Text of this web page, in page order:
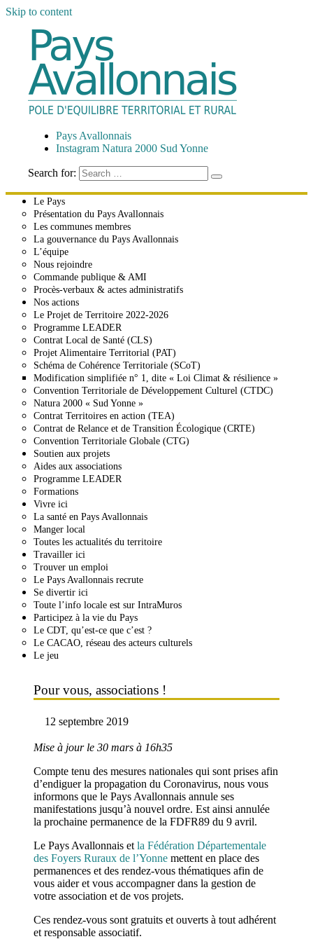
Skip to content
Pays Avallonnais
Pôle d'Équilibre Territorial et Rural
Pays Avallonnais
Instagram Natura 2000 Sud Yonne
Search for:
Le Pays
Présentation du Pays Avallonnais
Les communes membres
La gouvernance du Pays Avallonnais
L’équipe
Nous rejoindre
Commande publique & AMI
Procès-verbaux & actes administratifs
Nos actions
Le Projet de Territoire 2022-2026
Programme LEADER
Contrat Local de Santé (CLS)
Projet Alimentaire Territorial (PAT)
Schéma de Cohérence Territoriale (SCoT)
Modification simplifiée n° 1, dite « Loi Climat & résilience »
Convention Territoriale de Développement Culturel (CTDC)
Natura 2000 « Sud Yonne »
Contrat Territoires en action (TEA)
Contrat de Relance et de Transition Écologique (CRTE)
Convention Territoriale Globale (CTG)
Soutien aux projets
Aides aux associations
Programme LEADER
Formations
Vivre ici
La santé en Pays Avallonnais
Manger local
Toutes les actualités du territoire
Travailler ici
Trouver un emploi
Le Pays Avallonnais recrute
Se divertir ici
Toute l’info locale est sur IntraMuros
Participez à la vie du Pays
Le CDT, qu’est-ce que c’est ?
Le CACAO, réseau des acteurs culturels
Le jeu
Pour vous, associations !
12 septembre 2019
Mise à jour le 30 mars à 16h35
Compte tenu des mesures nationales qui sont prises afin
d’endiguer la propagation du Coronavirus, nous vous
informons que le Pays Avallonnais annule ses
manifestations jusqu’à nouvel ordre. Est ainsi annulée
la prochaine permanence de la FDFR89 du 9 avril.
Le Pays Avallonnais et la Fédération Départementale
des Foyers Ruraux de l’Yonne mettent en place des
permanences et des rendez-vous thématiques afin de
vous aider et vous accompagner dans la gestion de
votre association et de vos projets.
Ces rendez-vous sont gratuits et ouverts à tout adhérent
et responsable associatif.